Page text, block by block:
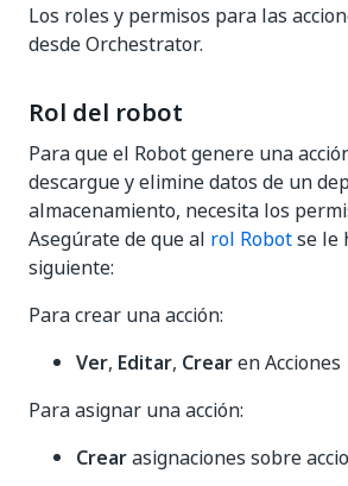
Los roles y permisos para las
desde Orchestrator.
Rol del robot
Para que el Robot genere una
descargue y elimine datos de un
almacenamiento, necesita los
Asegúrate de que al rol Robotse le
siguiente:
Para crear una acción:
Ver, Editar, Crearen Acciones
Para asignar una acción:
Crearasignaciones sobre